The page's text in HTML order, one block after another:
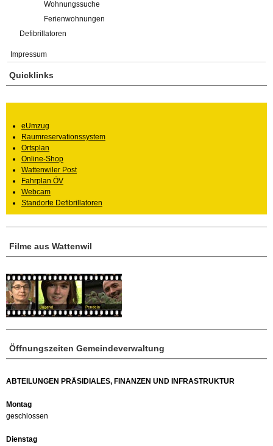
Wohnungssuche
Ferienwohnungen
Defibrillatoren
Impressum
Öffnungszeiten Gemeindeverwaltung
ABTEILUNGEN PRÄSIDIALES, FINANZEN UND INFRASTRUKTUR
Montag
geschlossen
Dienstag
Filme aus Wattenwil
Quicklinks
eUmzug
Raumreservationssystem
Ortsplan
Online-Shop
Wattenwiler Post
Fahrplan ÖV
Webcam
Standorte Defibrillatoren